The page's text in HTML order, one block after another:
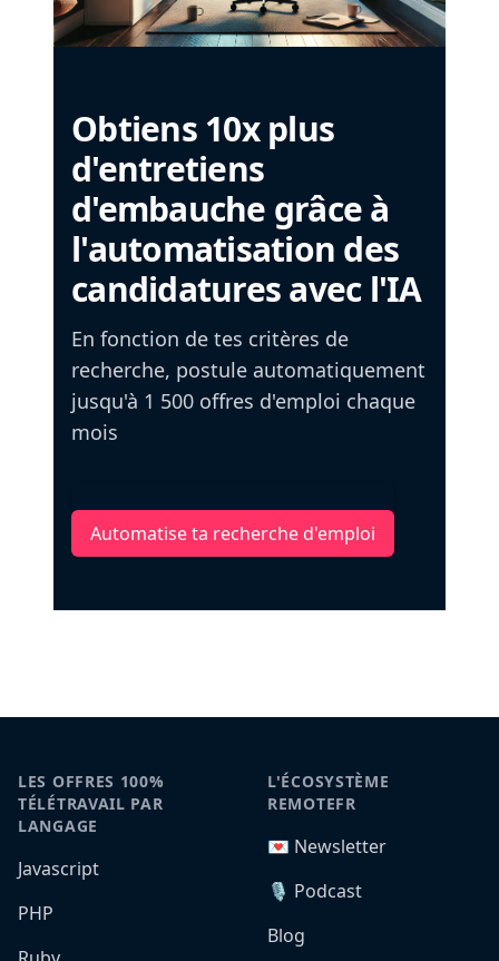
Obtiens 10x plus
d'entretiens
d'embauche grâce à
l'automatisation des
candidatures avec l'IA
En fonction de tes critères de
recherche, postule automatiquement
jusqu'à 1 500 offres d'emploi chaque
mois
Automatise ta recherche d'emploi
LES OFFRES 100%
TÉLÉTRAVAIL PAR
LANGAGE
Javascript
PHP
L'ÉCOSYSTÈME
REMOTEFR
💌 Newsletter
🎙️ Podcast
Blog